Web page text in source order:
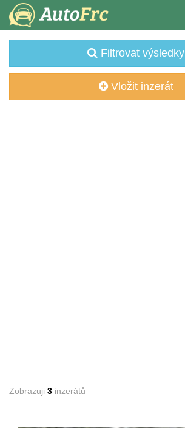
Filtrovat výsledky
Vložit inzerát
Zobrazuji 3 inzerátů